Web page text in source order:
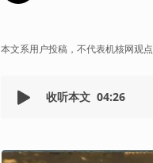
本文系用户投稿，不代表机核网观点
收听本文 04:26